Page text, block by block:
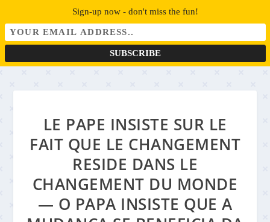
LE PAPE INSISTE SUR LE
FAIT QUE LE CHANGEMENT
RESIDE DANS LE
CHANGEMENT DU MONDE
— O PAPA INSISTE QUE A
Sign-up now - don't miss the fun!